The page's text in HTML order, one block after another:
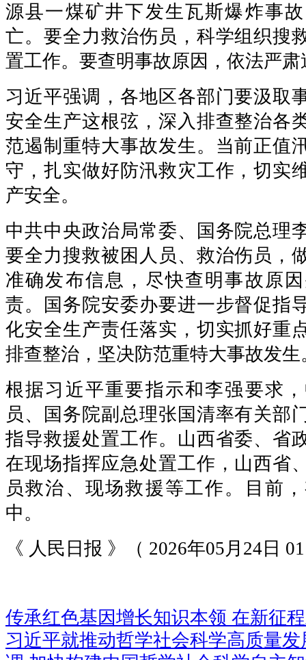
源县一煤矿井下发生瓦斯爆炸事
亡。要全力救治伤员，科学组织搜
置工作。要查明事故原因，依法严肃
习近平强调，各地区各部门要汲取
安全生产这根弦，深入排查整治各
范遏制重特大事故发生。当前正值
守，扎实做好防汛救灾工作，切实
产安全。
中共中央政治局常委、国务院总理
要全力搜救被困人员、救治伤员，
准确发布信息，尽快查明事故原
责。国务院安委办要进一步督促指
化安全生产责任落实，切实抓好重
排查整治，坚决防范重特大事故发生
根据习近平重要指示和李强要求
员、国务院副总理张国清率有关部
指导救援处置工作。山西省委、省
在现场指挥应急处置工作，山西省
员救治、现场救援等工作。目前
中。
《 人民日报 》（ 2026年05月24日
传承红色基因增长知识本领 在新征
习近平就推动哲学社会科学高质量